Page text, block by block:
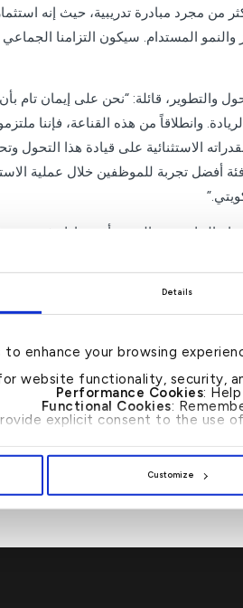
Details
enhance your browsing
website functionality, security,
Performance Cookies:
Functional Cookies:
explicit consent to the use
Customize
من مجرد مبادرة تدريبية، حيث إنه
والنمو المستدام. سيكون التزامنا
والتطوير، قائلة: “نحن على إيمان تام
وانطلاقاً من هذه القناعة، فإننا
الاستثنائية على قيادة هذا التحول
بينها الجائزة الذهبية عن فئة أفضل تجربة للموظفين
البنك، ومن المقرر أن يشارك فيه
البنك.
– انتهى –
بيت التمويل